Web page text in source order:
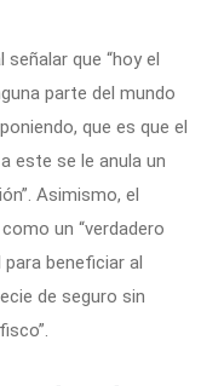
que “hoy el
parte del mundo
que es que el
este se le anula un
Asimismo, el
un “verdadero
beneficiar al
de seguro sin